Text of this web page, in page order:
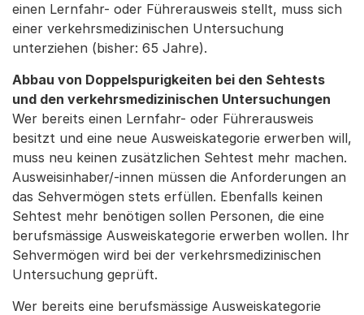
einen Lernfahr- oder Führerausweis stellt, muss sich
einer verkehrsmedizinischen Untersuchung
unterziehen (bisher: 65 Jahre).
Abbau von Doppelspurigkeiten bei den Sehtests
und den verkehrsmedizinischen Untersuchungen
Wer bereits einen Lernfahr- oder Führerausweis
besitzt und eine neue Ausweiskategorie erwerben will,
muss neu keinen zusätzlichen Sehtest mehr machen.
Ausweisinhaber/-innen müssen die Anforderungen an
das Sehvermögen stets erfüllen. Ebenfalls keinen
Sehtest mehr benötigen sollen Personen, die eine
berufsmässige Ausweiskategorie erwerben wollen. Ihr
Sehvermögen wird bei der verkehrsmedizinischen
Untersuchung geprüft.
Wer bereits eine berufsmässige Ausweiskategorie